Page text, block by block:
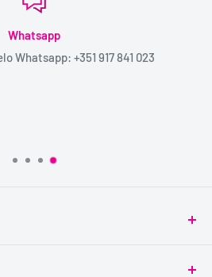
+351 917 841 023
de produtos íntimos para